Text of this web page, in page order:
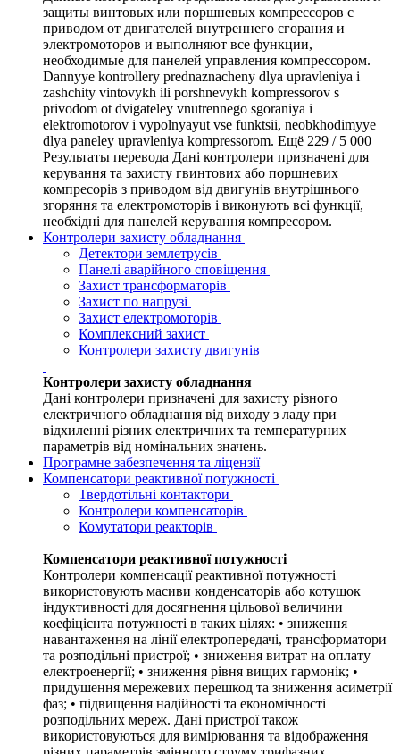
защиты винтовых или поршневых компрессоров с
приводом от двигателей внутреннего сгорания и
электромоторов и выполняют все функции,
необходимые для панелей управления компрессором.
Dannyye kontrollery prednaznacheny dlya upravleniya i
zashchity vintovykh ili porshnevykh kompressorov s
privodom ot dvigateley vnutrennego sgoraniya i
elektromotorov i vypolnyayut vse funktsii, neobkhodimyye
dlya paneley upravleniya kompressorom. Ещё 229 / 5 000
Результаты перевода Дані контролери призначені для
керування та захисту гвинтових або поршневих
компресорів з приводом від двигунів внутрішнього
згоряння та електромоторів і виконують всі функції,
необхідні для панелей керування компресором.
Контролери захисту обладнання
Детектори землетрусів
Панелі аварійного сповіщення
Захист трансформаторів
Захист по напрузі
Захист електромоторів
Комплексний захист
Контролери захисту двигунів
Контролери захисту обладнання
Дані контролери призначені для захисту різного
електричного обладнання від виходу з ладу при
відхиленні різних електричних та температурних
параметрів від номінальних значень.
Програмне забезпечення та ліцензії
Компенсатори реактивної потужності
Твердотільні контактори
Контролери компенсаторів
Комутатори реакторів
Компенсатори реактивної потужності
Контролери компенсації реактивної потужності
використовують масиви конденсаторів або котушок
індуктивності для досягнення цільової величини
коефіцієнта потужності в таких цілях: • зниження
навантаження на лінії електропередачі, трансформатори
та розподільні пристрої; • зниження витрат на оплату
електроенергії; • зниження рівня вищих гармонік; •
придушення мережевих перешкод та зниження асиметрії
фаз; • підвищення надійності та економічності
розподільних мереж. Дані пристрої також
використовуються для вимірювання та відображення